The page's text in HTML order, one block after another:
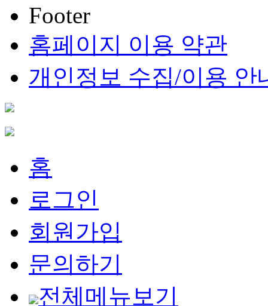
Footer
홈페이지 이용 약관
개인정보 수집/이용 안
홈
로그인
회원가입
문의하기
전체메뉴보기